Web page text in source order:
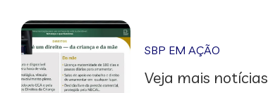
SBP EM AÇÃO
Veja mais notícias